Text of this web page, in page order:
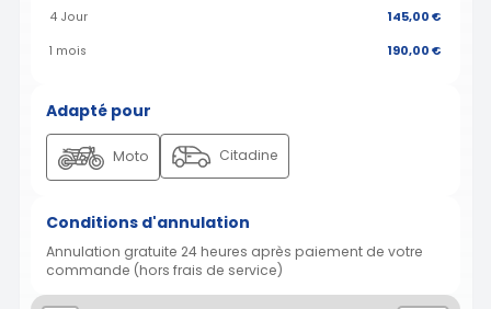
4 Jour 145,00 €
1 mois 190,00 €
Adapté pour
Moto Citadine
Conditions d'annulation
Annulation gratuite 24 heures après paiement de votre
commande (hors frais de service)